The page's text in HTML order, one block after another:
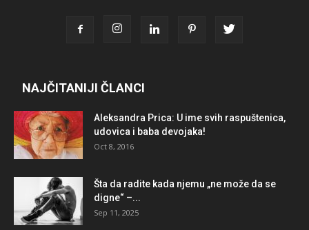
NAJČITANIJI ČLANCI
Aleksandra Prica: U ime svih raspuštenica,
udovica i baba devojaka!
Oct 8, 2016
Šta da radite kada njemu „ne može da se
digne“ –...
Sep 11, 2025